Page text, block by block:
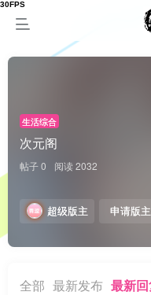
生活综合
次元阁
帖子 0 阅读 2032
超级版主 申请版主
全部 最新发布 最新